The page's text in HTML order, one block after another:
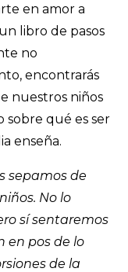
en amor a
libro de pasos
no
encontrarás
nuestros niños
sobre qué es ser
enseña.
sepamos de
No lo
sí sentaremos
en pos de lo
de la